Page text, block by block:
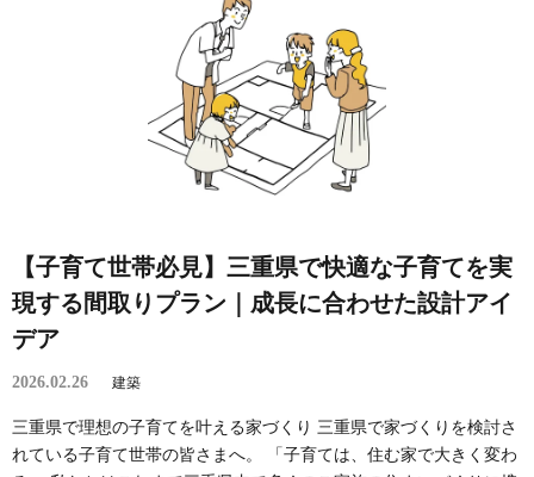
【子育て世帯必見】三重県で快適な子育てを実
現する間取りプラン｜成長に合わせた設計アイ
デア
2026.02.26 建築
三重県で理想の子育てを叶える家づくり 三重県で家づくりを検討さ
れている子育て世帯の皆さまへ。 「子育ては、住む家で大きく変わ